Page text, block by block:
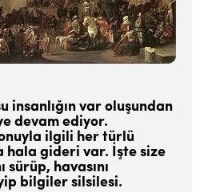
insanlığın var oluşundan
devam ediyor.
ilgili her türlü
gideri var. İşte size
havasını
bilgiler silsilesi.